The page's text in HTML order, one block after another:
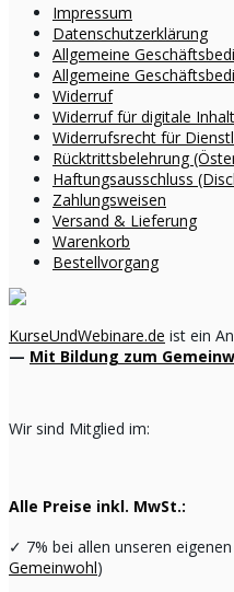
Impressum
Datenschutzerklärung
Allgemeine
Allgemeine
Widerruf
Widerruf für digitale
Widerrufsrecht für
Rücktrittsbelehrung
Haftungsausschluss
Zahlungsweisen
Versand & Lieferung
Warenkorb
Bestellvorgang
KurseUndWebinare.de ist ein
— Mit Bildung zum
Wir sind Mitglied im:
Alle Preise inkl. MwSt.:
✓ 7% bei allen unseren
Gemeinwohl)